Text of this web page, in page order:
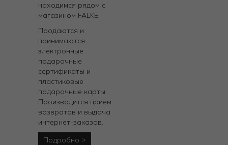
находимся рядом с
магазином FALKE.
Продаются и
принимаются
электронные
подарочные
сертификаты и
пластиковые
подарочные карты.
Производится прием
возвратов и выдача
интернет-заказов.
Подробно